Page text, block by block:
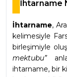
İhtarname
İhtarname,
kelimesiyle
birleşimiyle
mektubu”
ihtarname, bir